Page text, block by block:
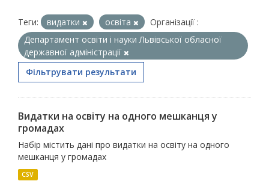
Теги: видатки освіта
Організації :
Департамент освіти і науки Львівської обласної
державної адміністрації
Фільтрувати результати
Видатки на освіту на одного мешканця у
громадах
Набір містить дані про видатки на освіту на одного
мешканця у громадах
CSV